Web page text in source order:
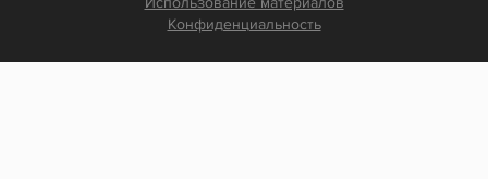
Конфиденциальность